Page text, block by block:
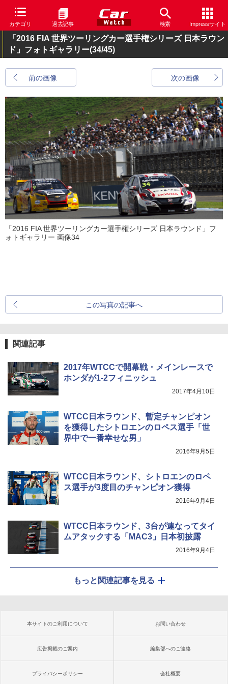
カテゴリ 過去記事 検索 Impressサイト
「2016 FIA 世界ツーリングカー選手権シリーズ 日本ラウン
ド」フォトギャラリー(34/45)
前の画像 次の画像
「2016 FIA 世界ツーリングカー選手権シリーズ 日本ラウンド」フ
ォトギャラリー 画像34
この写真の記事へ
関連記事
2017年WTCCで開幕戦・メインレースで
ホンダが1-2フィニッシュ
2017年4月10日
WTCC日本ラウンド、暫定チャンピオン
を獲得したシトロエンのロペス選手「世
界中で一番幸せな男」
2016年9月5日
WTCC日本ラウンド、シトロエンのロペ
ス選手が3度目のチャンピオン獲得
2016年9月4日
WTCC日本ラウンド、3台が連なってタイ
ムアタックする「MAC3」日本初披露
2016年9月4日
もっと関連記事を見る
本サイトのご利用について お問い合わせ
広告掲載のご案内 編集部へのご連絡
プライバシーポリシー 会社概要